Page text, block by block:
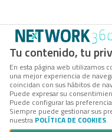
Tu contenido, tu
En esta página web utilizamos
una mejor experiencia de
coincidan con sus hábitos de
Puede expresar su
Puede configurar las
Siempre puede gestionar sus
nuestra POLÍTICA DE COOKIES.